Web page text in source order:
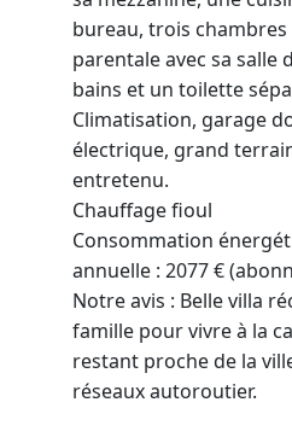
bureau, trois
parentale avec sa salle
bains et un toilette
Climatisation, garage
électrique, grand
entretenu.
Chauffage fioul
Consommation
annuelle : 2077 €
Notre avis : Belle villa
famille pour vivre à la
restant proche de la
réseaux autoroutier.